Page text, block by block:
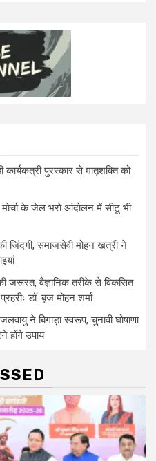
कार्यकत्री पुरस्कार से मातृशक्ति को
के जेल भरो आंदोलन में सीटू भी
जिंदगी, समाजसेवी मोहन खत्री ने
जरूरत, वैज्ञानिक तरीके से विकसित
डॉ. बृज मोहन शर्मा
ने बिगाड़ा स्वरूप, चुनावी घोषाणा
होंगे उपाय